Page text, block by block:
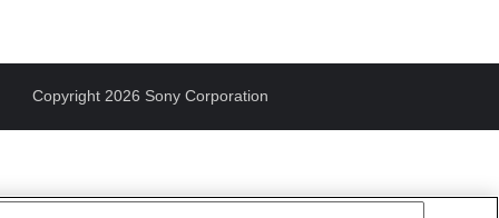
Copyright 2026 Sony Corporation